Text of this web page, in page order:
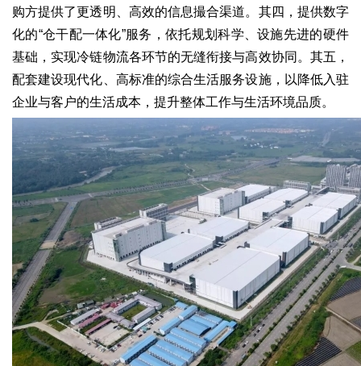
购方提供了更透明、高效的信息撮合渠道。其四，提供数字
化的“仓干配一体化”服务，依托规划科学、设施先进的硬件
基础，实现冷链物流各环节的无缝衔接与高效协同。其五，
配套建设现代化、高标准的综合生活服务设施，以降低入驻
企业与客户的生活成本，提升整体工作与生活环境品质。